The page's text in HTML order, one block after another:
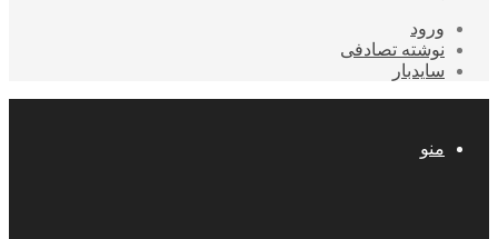
ورود
نوشته تصادفی
سایدبار
منو